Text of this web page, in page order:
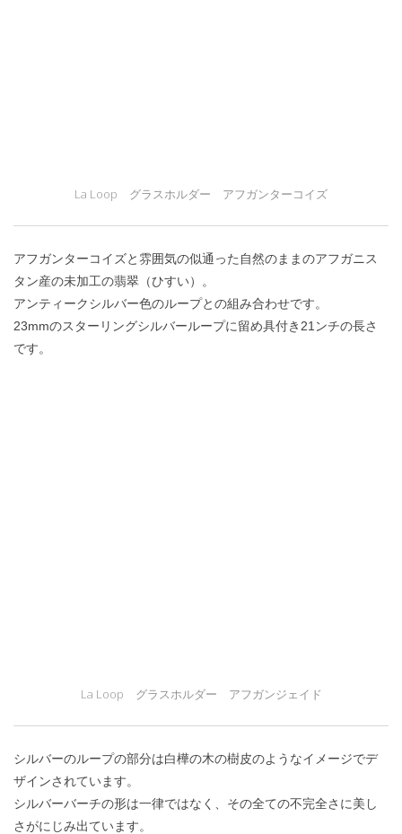
La Loop グラスホルダー アフガンターコイズ
アフガンターコイズと雰囲気の似通った自然のままのアフガニス
タン産の未加工の翡翠（ひすい）。
アンティークシルバー色のループとの組み合わせです。
23mmのスターリングシルバーループに留め具付き21ンチの長さ
です。
La Loop グラスホルダー アフガンジェイド
シルバーのループの部分は白樺の木の樹皮のようなイメージでデ
ザインされています。
シルバーバーチの形は一律ではなく、その全ての不完全さに美し
さがにじみ出ています。